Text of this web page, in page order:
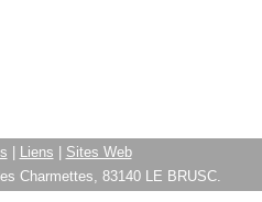
Liens
Sites Web
Charmettes, 83140 LE BRUSC.